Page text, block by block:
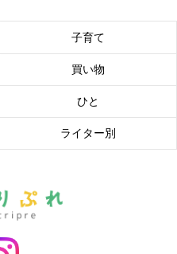
子育て
買い物
ひと
ライター別